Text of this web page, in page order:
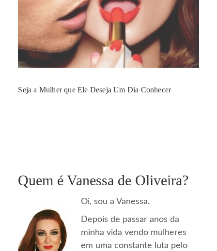
Seja a Mulher que Ele Deseja Um Dia Conhecer
Quem é Vanessa de Oliveira?
Oi, sou a Vanessa.
Depois de passar anos da
minha vida vendo mulheres
em uma constante luta pelo